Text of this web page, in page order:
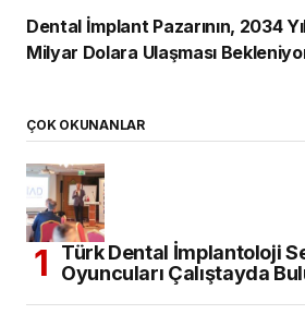
Dental İmplant Pazarının, 2034
Milyar Dolara Ulaşması
ÇOK OKUNANLAR
Türk Dental İmplantoloji
Oyuncuları Çalıştayda